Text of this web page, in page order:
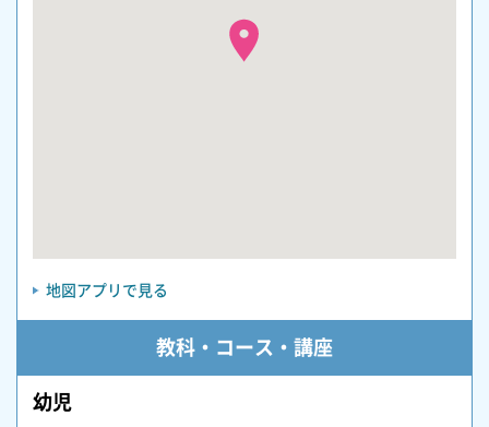
地図アプリで見る
教科・コース・講座
幼児